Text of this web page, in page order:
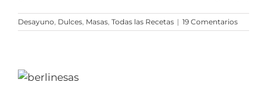
Desayuno Dulces Masas Todas las Recetas | 19 Comentarios